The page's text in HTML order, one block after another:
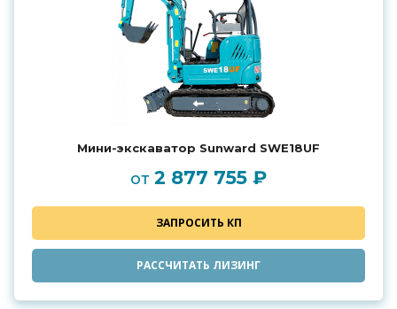
Мини-экскаватор Sunward SWE18UF
от 2 877 755 ₽
ЗАПРОСИТЬ КП
РАССЧИТАТЬ ЛИЗИНГ